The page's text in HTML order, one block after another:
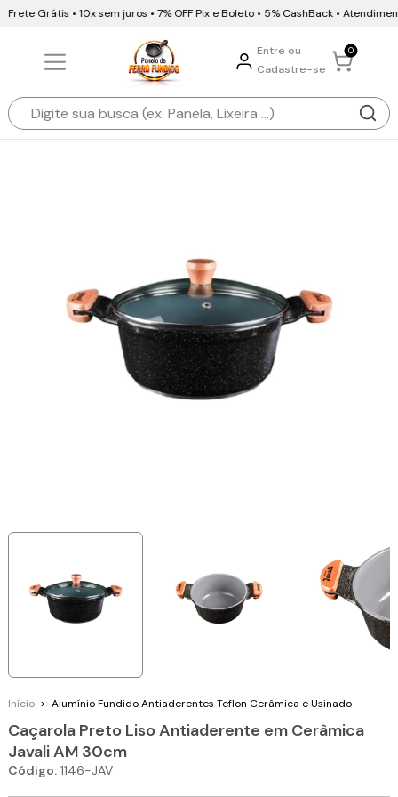
Grátis • 10x sem juros • 7% OFF Pix e Boleto • 5% CashBack •
Entre ou
Cadastre-se
0
Início > Alumínio Fundido Antiaderentes Teflon Cerâmica e Usinado
Caçarola Preto Liso Antiaderente em Cerâmica
Javali AM 30cm
Código: 1146-JAV